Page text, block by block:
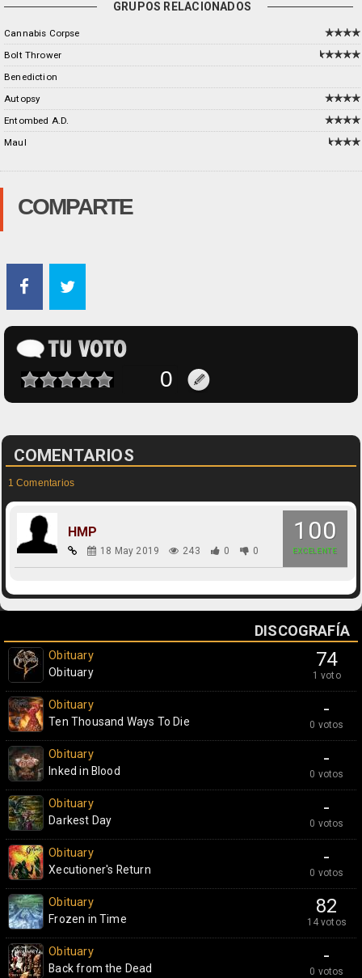
GRUPOS RELACIONADOS
Cannabis Corpse
Bolt Thrower
Benediction
Autopsy
Entombed A.D.
Maul
COMPARTE
COMENTARIOS
1 Comentarios
100
EXCELENTE
HMP
18 May 2019 243 0 0
DISCOGRAFÍA
74
1 voto
Obituary
Obituary
-
0 votos
Obituary
Ten Thousand Ways To Die
-
0 votos
Obituary
Inked in Blood
-
0 votos
Obituary
Darkest Day
-
0 votos
Obituary
Xecutioner's Return
82
14 votos
Obituary
Frozen in Time
-
0 votos
Obituary
Back from the Dead